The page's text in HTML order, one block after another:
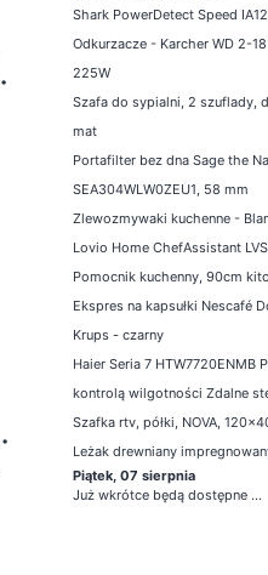
•
•
Shark PowerDetect Speed
Odkurzacze - Karcher WD 2-
225W
Szafa do sypialni, 2 szuflady,
mat
Portafilter bez dna Sage the
SEA304WLW0ZEU1, 58 mm
Zlewozmywaki kuchenne -
Lovio Home ChefAssistant
Pomocnik kuchenny, 90cm
Ekspres na kapsułki Nescafé
Krups - czarny
Haier Seria 7 HTW7720ENMB
kontrolą wilgotności Zdalne
Szafka rtv, półki, NOVA,
Leżak drewniany
Piątek, 07 sierpnia
Już wkrótce będą dostępne ...